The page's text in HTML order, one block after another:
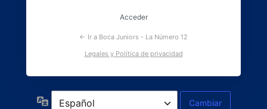
Acceder
← Ir a Boca Juniors - La Número 12
Legales y Política de privacidad
Idioma